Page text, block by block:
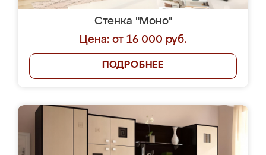
Стенка "Моно"
Цена: от 16 000 руб.
ПОДРОБНЕЕ